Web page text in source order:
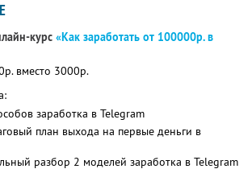
курс «Как заработать от 100000р. в
вместо 3000р.
заработка в Telegram
план выхода на первые деньги в
разбор 2 моделей заработка в Telegram